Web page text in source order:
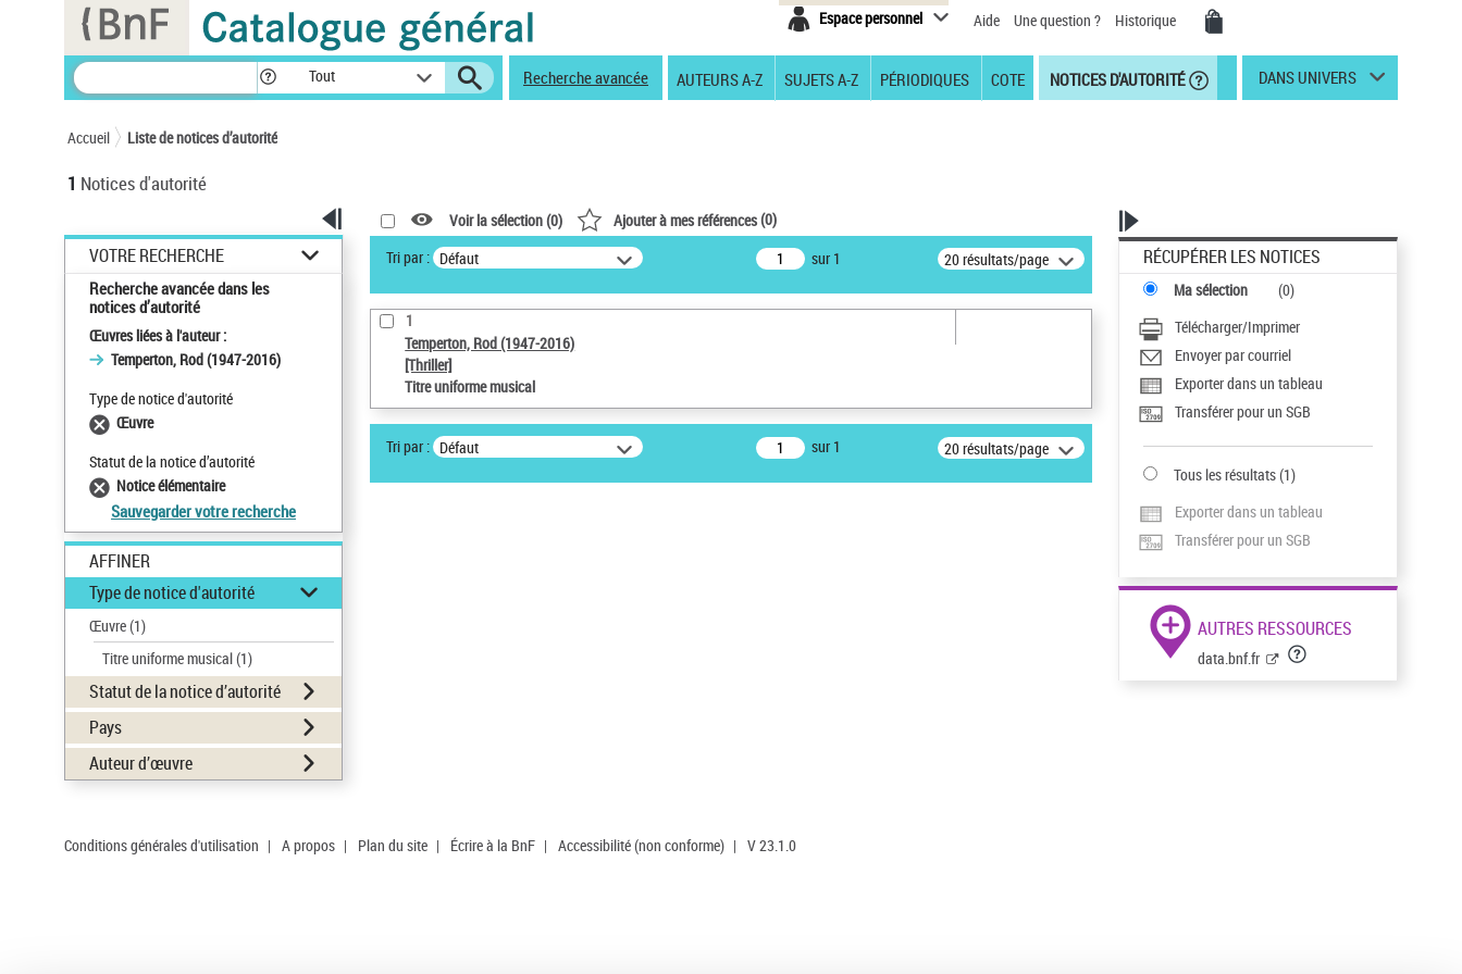
Espace personnel Aide Une question ? Historique
Tout Recherche avancée AUTEURS A-Z SUJETS A-Z PÉRIODIQUES COTE NOTICES D'AUTORITÉ DANS UNIVERS
Accueil Liste de notices d’autorité
1 Notices d'autorité
VOTRE RECHERCHE
Recherche avancée dans les
notices d’autorité
Œuvres liées à l'auteur :
Temperton, Rod (1947-2016)
Type de notice d'autorité
Œuvre
Statut de la notice d’autorité
Notice élémentaire
Sauvegarder votre recherche
AFFINER
Type de notice d'autorité
Œuvre(1)
Titre uniforme musical(1)
Statut de la notice d’autorité
Pays
Auteur d’œuvre
Voir la sélection (0) Ajouter à mes références(0)
Tri par : Défaut sur 1 20 résultats/page
1
Temperton, Rod (1947-2016)
[Thriller]
Titre uniforme musical
Tri par : Défaut sur 1 20 résultats/page
RÉCUPÉRER LES NOTICES
Ma sélection (0)
Télécharger/Imprimer
Envoyer par courriel
Exporter dans un tableau
Transférer pour un SGB
Tous les résultats(1)
Exporter dans un tableau
Transférer pour un SGB
AUTRES RESSOURCES
data.bnf.fr
Conditions générales d'utilisation | A propos | Plan du site | Écrire à la BnF | Accessibilité (non conforme) | V 23.1.0
Panneau de gestion des cookies